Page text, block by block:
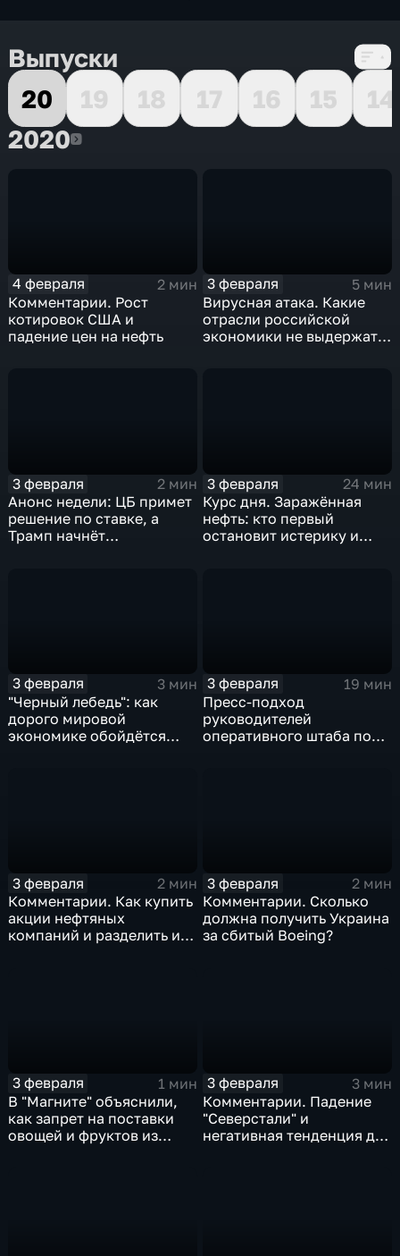
Выпуски
20
19 18 17 16 15
14
20202020
4 февраля
2 мин
Комментарии. Рост
котировок США и
падение цен на нефть
3 февраля
5 мин
Вирусная атака. Какие
отрасли российской
экономики не выдержат
3 февраля
2 мин
Анонс недели: ЦБ примет
решение по ставке, а
Трамп начнёт
3 февраля
24 мин
Курс дня. Заражённая
нефть: кто первый
остановит истерику и
3 февраля
3 мин
"Черный лебедь": как
дорого мировой
экономике обойдётся
3 февраля
19 мин
Пресс-подход
руководителей
оперативного штаба по
3 февраля
2 мин
Комментарии. Как купить
акции нефтяных
компаний и разделить их
3 февраля
2 мин
Комментарии. Сколько
должна получить Украина
за сбитый Boeing?
3 февраля
1 мин
В "Магните" объяснили,
как запрет на поставки
овощей и фруктов из
3 февраля
3 мин
Комментарии. Падение
"Северстали" и
негативная тенденция для